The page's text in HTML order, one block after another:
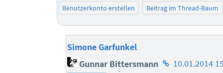
Benutzerkonto erstellen
Beitrag im Thread-Baum
Simone Garfunkel
Gunnar Bittersmann Homepage
10.01.2014